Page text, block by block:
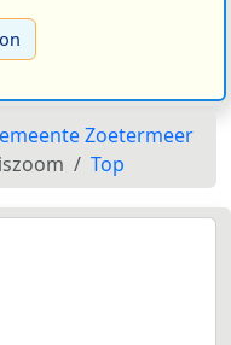
Zoetermeer
Top